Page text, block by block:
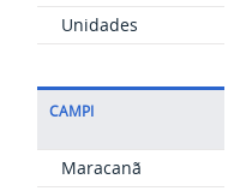
Unidades
CAMPI
Maracanã